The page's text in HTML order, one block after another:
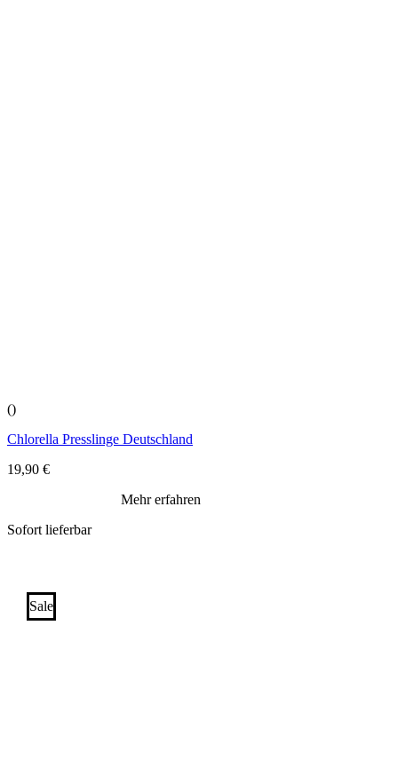
()
Chlorella Presslinge Deutschland
19,90 €
Mehr erfahren
Sofort lieferbar
Sale